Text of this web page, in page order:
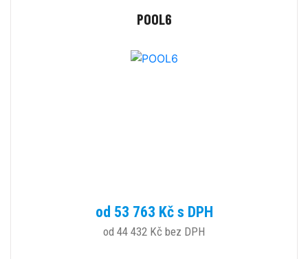
POOL6
od 53 763 Kč s DPH
od 44 432 Kč bez DPH